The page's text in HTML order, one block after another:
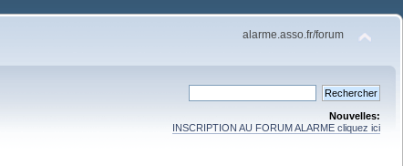
alarme.asso.fr/forum
Nouvelles:
INSCRIPTION AU FORUM ALARME cliquez ici